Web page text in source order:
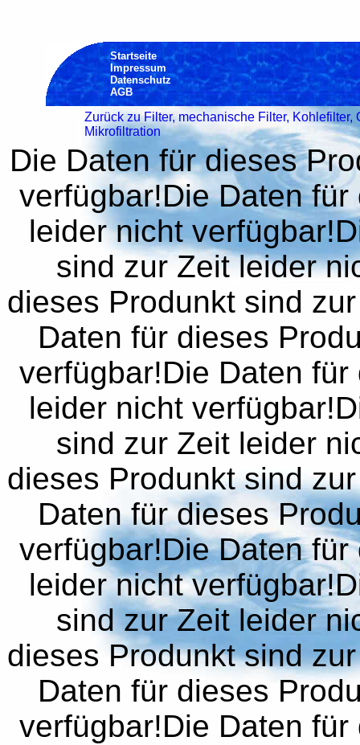
Startseite
Impressum
Datenschutz
AGB
Zurück zu Filter, mechanische Filter, Kohlefilter,
Mikrofiltration
Die Daten für dieses
verfügbar!Die Daten
leider nicht
sind zur Zeit leider
dieses Produnkt sind
Daten für dieses
verfügbar!Die Daten
leider nicht
sind zur Zeit leider
dieses Produnkt sind
Daten für dieses
verfügbar!Die Daten
leider nicht
sind zur Zeit leider
dieses Produnkt sind
Daten für dieses
verfügbar!Die Daten